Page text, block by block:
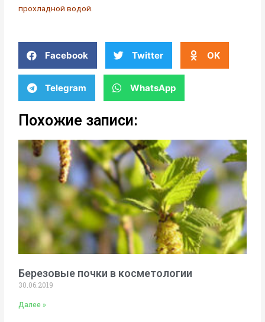
прохладной водой.
Facebook Twitter OK
Telegram WhatsApp
Похожие записи:
Березовые почки в косметологии
30.06.2019
Далее »